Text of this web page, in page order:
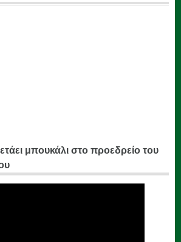
μπουκάλι στο προεδρείο του